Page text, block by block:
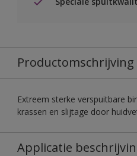
Productomschrijving
Extreem sterke verspuitbare
krassen en slijtage door
Applicatie